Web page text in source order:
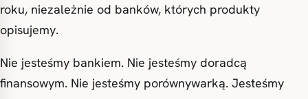
roku, niezależnie od banków, których produkty
opisujemy.
Nie jesteśmy bankiem. Nie jesteśmy doradcą
finansowym. Nie jesteśmy porównywarką. Jesteśmy